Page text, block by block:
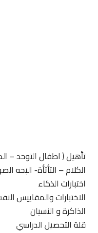
تأهيل ( اطفال التوحد –
الكلام – التأتأة- البحه
اختبارات الذكاء
الاختبارات والمقاييس
الذاكرة و النسيان
قلة التحصيل الدراسي